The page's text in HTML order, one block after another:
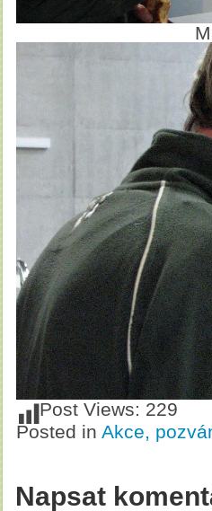
Post Views: 229
Posted in Akce,
Napsat